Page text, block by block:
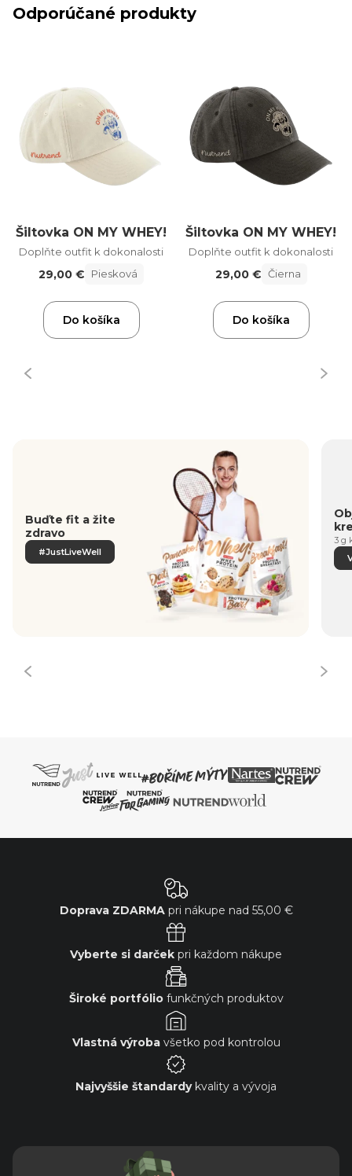
Odporúčané produkty
Šiltovka ON MY WHEY!
Doplňte outfit k dokonalosti
29,00 € Piesková
Do košíka
Šiltovka ON MY WHEY!
Doplňte outfit k dokonalosti
29,00 € Čierna
Do košíka
Buďte fit a žite
zdravo
#JustLiveWell
3 g
Doprava ZDARMApri nákupe nad 55,00 €
Vyberte si darček pri každom nákupe
Široké portfóliofunkčných produktov
Vlastná výrobavšetko pod kontrolou
Najvyššie štandardykvality a vývoja